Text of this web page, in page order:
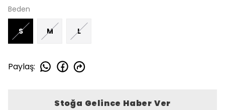
Beden
S M L
Paylaş:
Stoğa Gelince Haber Ver